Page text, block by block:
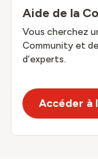
Aide de la
Vous cherchez
Community et
d’experts.
Accéder à